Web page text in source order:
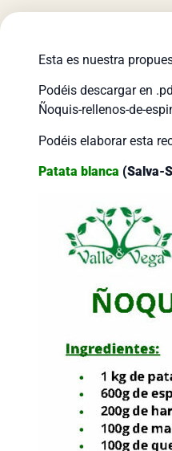
Esta es nuestra
Podéis descargar en
Ñoquis-rellenos-de-
Podéis elaborar esta
Patata blanca (Salva-